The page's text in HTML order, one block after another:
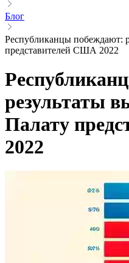
Блог
Республиканцы побеждают:
представителей США 2022
результаты
Палату
2022